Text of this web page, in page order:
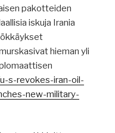
pakotteiden
iskuja Irania
hieman yli
s-revokes-iran-oil-
new-military-